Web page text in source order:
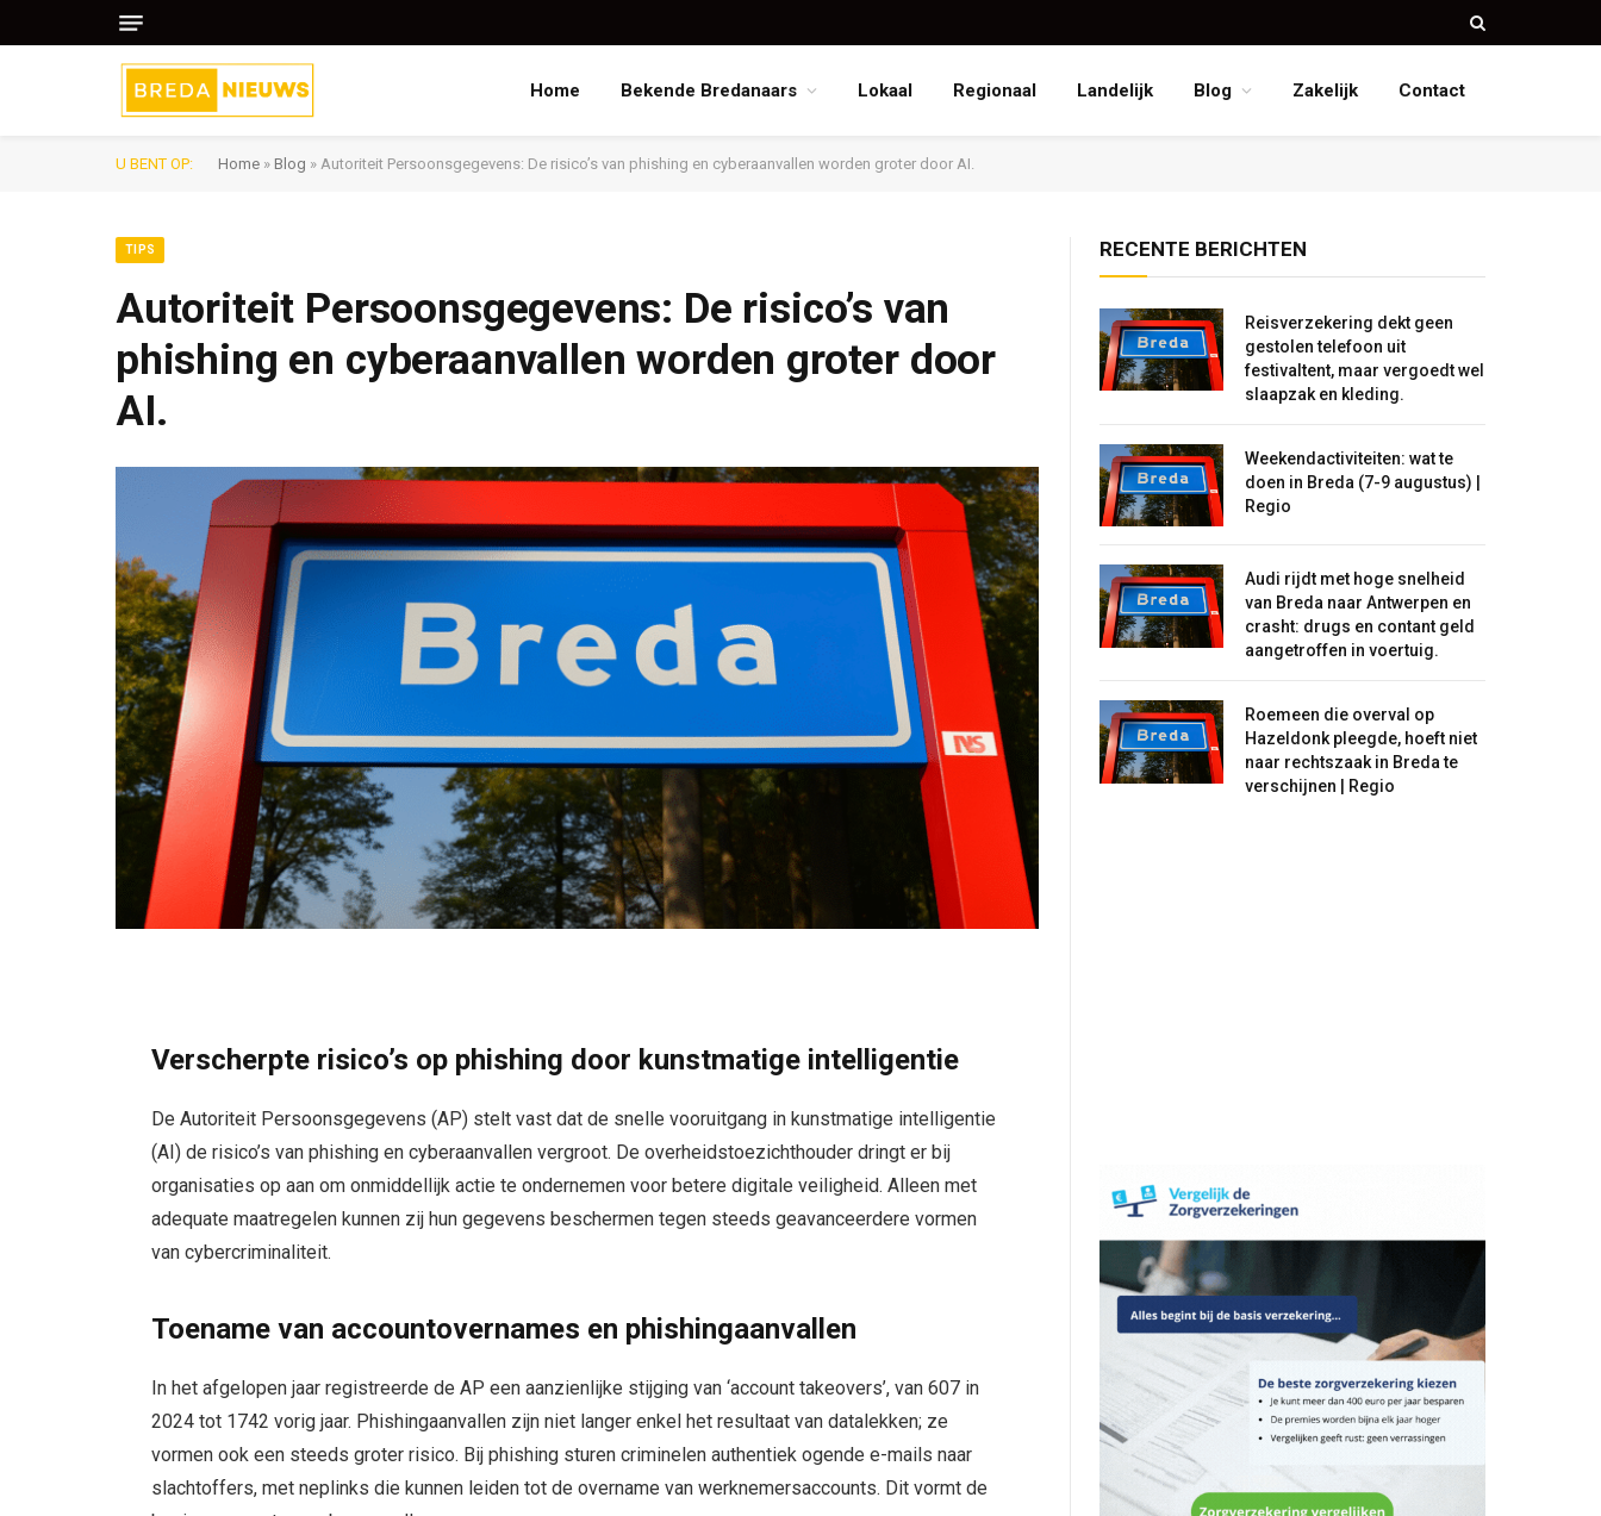
Home Bekende Bredanaars Lokaal Regionaal Landelijk Blog Zakelijk Contact
U BENT OP: Home » Blog » Autoriteit Persoonsgegevens: De risico’s van phishing en cyberaanvallen worden groter door AI.
TIPS
Autoriteit Persoonsgegevens: De risico’s van
phishing en cyberaanvallen worden groter door
AI.
Verscherpte risico’s op phishing door kunstmatige intelligentie
De Autoriteit Persoonsgegevens (AP) stelt vast dat de snelle vooruitgang in kunstmatige intelligentie
(AI) de risico’s van phishing en cyberaanvallen vergroot. De overheidstoezichthouder dringt er bij
organisaties op aan om onmiddellijk actie te ondernemen voor betere digitale veiligheid. Alleen met
adequate maatregelen kunnen zij hun gegevens beschermen tegen steeds geavanceerdere vormen
van cybercriminaliteit.
Toename van accountovernames en phishingaanvallen
In het afgelopen jaar registreerde de AP een aanzienlijke stijging van ‘account takeovers’, van 607 in
2024 tot 1742 vorig jaar. Phishingaanvallen zijn niet langer enkel het resultaat van datalekken; ze
vormen ook een steeds groter risico. Bij phishing sturen criminelen authentiek ogende e-mails naar
slachtoffers, met neplinks die kunnen leiden tot de overname van werknemersaccounts. Dit vormt de
RECENTE BERICHTEN
Reisverzekering dekt geen
gestolen telefoon uit
festivaltent, maar vergoedt wel
slaapzak en kleding.
Weekendactiviteiten: wat te
doen in Breda (7-9 augustus) |
Regio
Audi rijdt met hoge snelheid
van Breda naar Antwerpen en
crasht: drugs en contant geld
aangetroffen in voertuig.
Roemeen die overval op
Hazeldonk pleegde, hoeft niet
naar rechtszaak in Breda te
verschijnen | Regio